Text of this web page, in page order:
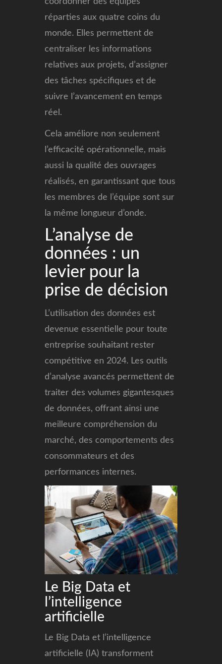
réparties aux quatre coins du
monde. Elles permettent de
centraliser les informations
relatives aux projets, d’assigner
des tâches spécifiques et de
suivre l’avancement en temps
réel.
Cela améliore non seulement
l’efficacité opérationnelle, mais
aussi la qualité des ouvrages
réalisés, en garantissant que tous
les membres de l’équipe sont sur
la même longueur d’onde.
L’analyse de
données : un
levier pour la
prise de décision
L’utilisation des données est
devenue essentielle pour toute
entreprise souhaitant rester
compétitive en 2024. Les outils
d’analyse avancés permettent de
traiter des volumes gigantesques
de données, offrant ainsi une
meilleure compréhension du
marché, des comportements des
consommateurs et des
performances internes.
Le Big Data et
l’intelligence
artificielle
Le Big Data et l’intelligence
artificielle (IA) transforment